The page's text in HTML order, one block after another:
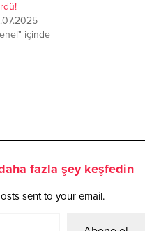
içinde
fazla şey keşfedin
sent to your email.